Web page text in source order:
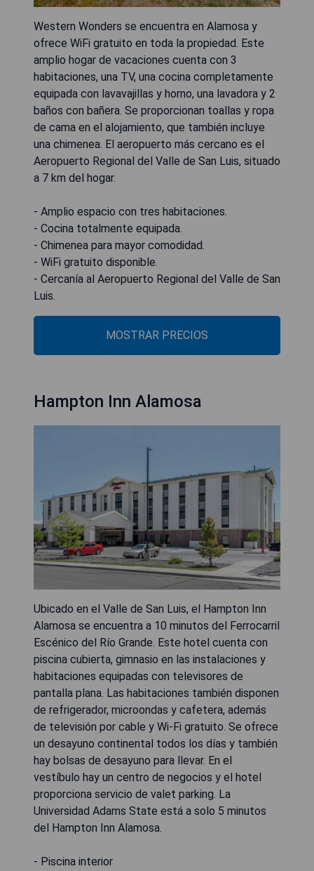
Western Wonders se encuentra en Alamosa y
ofrece WiFi gratuito en toda la propiedad. Este
amplio hogar de vacaciones cuenta con 3
habitaciones, una TV, una cocina completamente
equipada con lavavajillas y horno, una lavadora y 2
baños con bañera. Se proporcionan toallas y ropa
de cama en el alojamiento, que también incluye
una chimenea. El aeropuerto más cercano es el
Aeropuerto Regional del Valle de San Luis, situado
a 7 km del hogar.
- Amplio espacio con tres habitaciones.
- Cocina totalmente equipada.
- Chimenea para mayor comodidad.
- WiFi gratuito disponible.
- Cercanía al Aeropuerto Regional del Valle de San
Luis.
MOSTRAR PRECIOS
Hampton Inn Alamosa
Ubicado en el Valle de San Luis, el Hampton Inn
Alamosa se encuentra a 10 minutos del Ferrocarril
Escénico del Río Grande. Este hotel cuenta con
piscina cubierta, gimnasio en las instalaciones y
habitaciones equipadas con televisores de
pantalla plana. Las habitaciones también disponen
de refrigerador, microondas y cafetera, además
de televisión por cable y Wi-Fi gratuito. Se ofrece
un desayuno continental todos los días y también
hay bolsas de desayuno para llevar. En el
vestíbulo hay un centro de negocios y el hotel
proporciona servicio de valet parking. La
Universidad Adams State está a solo 5 minutos
del Hampton Inn Alamosa.
- Piscina interior